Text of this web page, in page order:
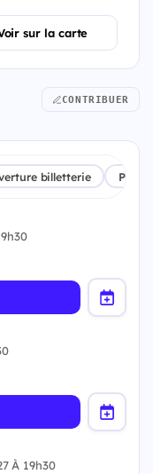
sur la carte
CONTRIBUER
billetterie
À 19h30